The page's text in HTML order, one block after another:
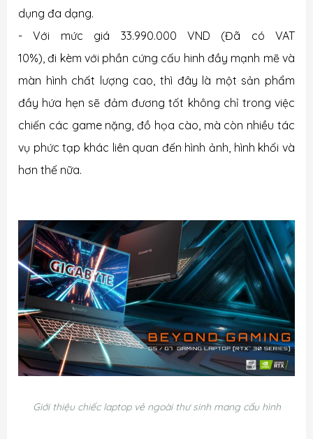
dụng đa dạng.
- Với mức giá 33.990.000 VND (Đã có VAT
10%), đi kèm với phần cứng cấu hinh đầy mạnh mẽ và
màn hình chất lượng cao, thì đây là một sản phẩm
đầy hứa hẹn sẽ đảm đương tốt không chỉ trong việc
chiến các game nặng, đồ họa cào, mà còn nhiều tác
vụ phức tạp khác liên quan đến hình ảnh, hình khối và
hơn thế nữa.
Giới thiệu chiếc laptop vẻ ngoài thư sinh mang cấu hình